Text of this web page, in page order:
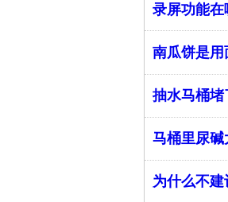
录屏功能在
南瓜饼是
抽水马桶堵
马桶里尿
为什么不